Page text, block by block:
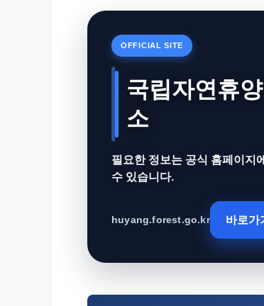
OFFICIAL SITE
국립자연휴
소
필요한 정보는 공식 홈페이지
수 있습니다.
huyang.forest.go.kr 바로가